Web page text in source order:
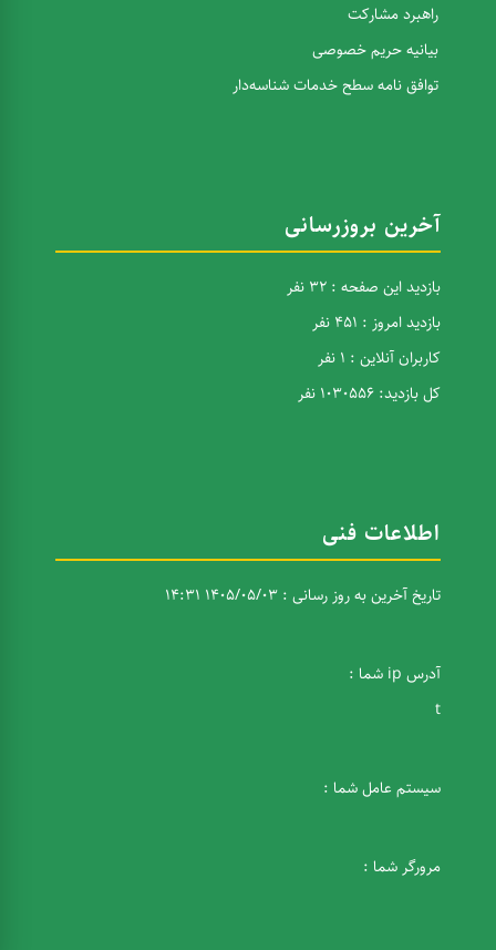
راهبرد مشارکت
بیانیه حریم خصوصی
توافق نامه سطح خدمات شناسه‌دار
آخرین بروزرسانی
بازدید این صفحه : 32 نفر
بازدید امروز : 451 نفر
کاربران آنلاین : 1 نفر
کل بازدید: 1030556 نفر
اطلاعات فنی
تاریخ آخرین به روز رسانی : 1405/05/03 14:31
آدرس ip شما :
t
سیستم عامل شما :
مرورگر شما :